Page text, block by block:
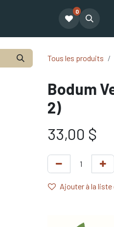
Notre équipe
0
Tous les produits
Bodum
2)
33,00 $
Ajouter à la